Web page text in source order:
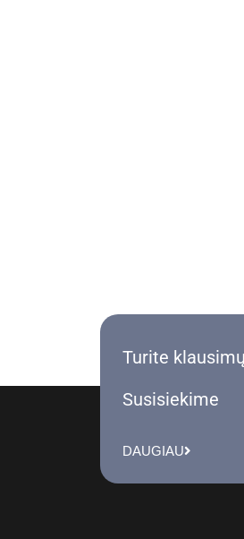
Turite
Susisiekime
DAUGIAU